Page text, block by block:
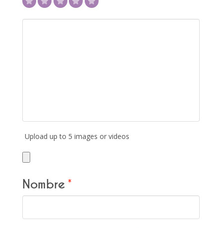
Upload up to 5 images or videos
Nombre*